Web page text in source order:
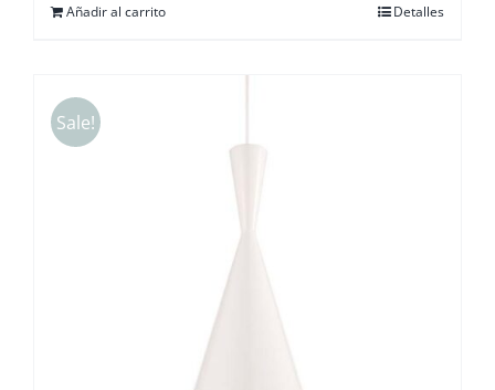
Añadir al carrito Detalles
Sale!